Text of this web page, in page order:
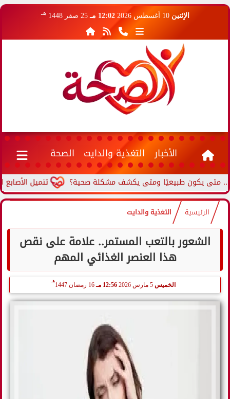
الإثنين 10 أغسطس 2026 12:02 مـ 25 صفر 1448 هـ
الأخبار التغذية والدايت الصحة
تنميل الأصابع يكون طبيعيًا ومتى يكشف مشكلة صحية؟
الرئيسية التغذية والدايت
الشعور بالتعب المستمر.. علامة على نقص
هذا العنصر الغذائي المهم
الخميس 5 مارس 2026 12:56 مـ 16 رمضان 1447
هـ